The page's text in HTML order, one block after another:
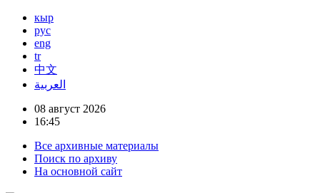
кыр
рус
eng
tr
中文
العربية
08 август 2026
16:45
Все архивные материалы
Поиск по архиву
На основной сайт